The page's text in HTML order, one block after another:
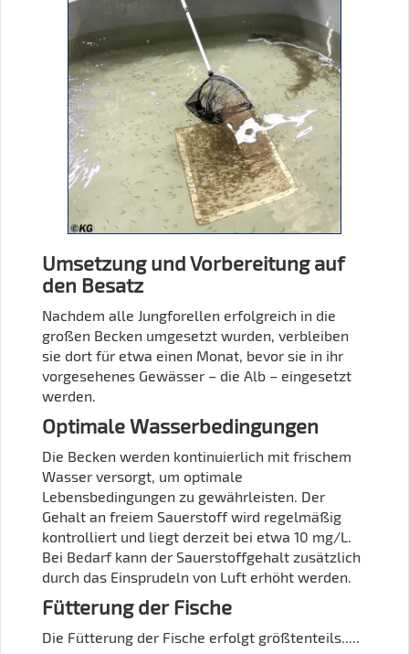
Umsetzung und Vorbereitung auf
den Besatz
Nachdem alle Jungforellen erfolgreich in die
großen Becken umgesetzt wurden, verbleiben
sie dort für etwa einen Monat, bevor sie in ihr
vorgesehenes Gewässer – die Alb – eingesetzt
werden.
Optimale Wasserbedingungen
Die Becken werden kontinuierlich mit frischem
Wasser versorgt, um optimale
Lebensbedingungen zu gewährleisten. Der
Gehalt an freiem Sauerstoff wird regelmäßig
kontrolliert und liegt derzeit bei etwa 10 mg/L.
Bei Bedarf kann der Sauerstoffgehalt zusätzlich
durch das Einsprudeln von Luft erhöht werden.
Fütterung der Fische
Die Fütterung der Fische erfolgt größtenteils.....